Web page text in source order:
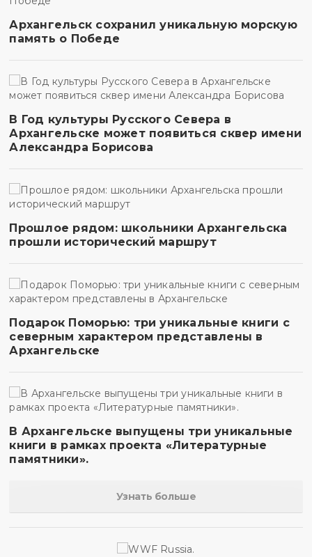
Архангельск сохранил уникальную морскую
память о Победе
В Год культуры Русского Севера в
Архангельске может появиться сквер имени
Александра Борисова
Прошлое рядом: школьники Архангельска
прошли исторический маршрут
Подарок Поморью: три уникальные книги с
северным характером представлены в
Архангельске
В Архангельске выпущены три уникальные
книги в рамках проекта «Литературные
памятники».
Узнать больше